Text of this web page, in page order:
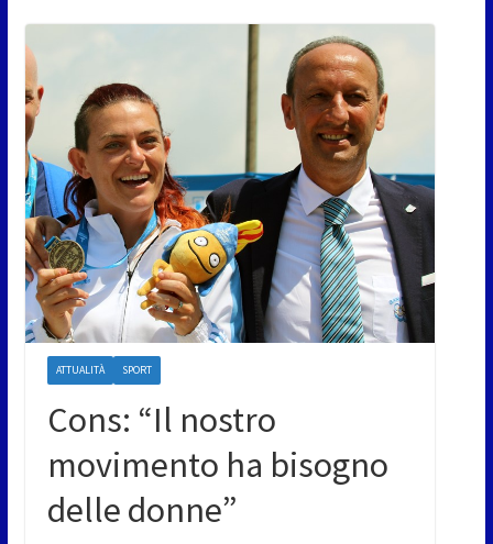
ATTUALITÀ SPORT
Cons: “Il nostro
movimento ha bisogno
delle donne”